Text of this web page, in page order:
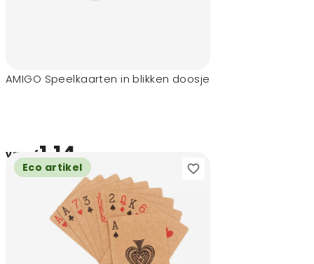
AMIGO Speelkaarten in blikken doosje
vanaf1,14
Eco artikel